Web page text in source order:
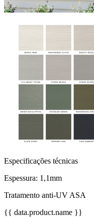
Especificações técnicas
Espessura: 1,1mm
Tratamento anti-UV ASA
{{ data.product.name }}